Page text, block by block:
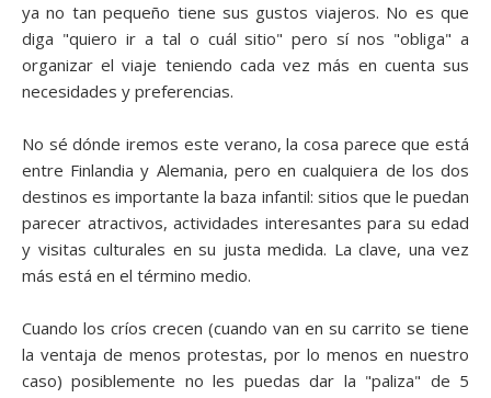
ya no tan pequeño tiene sus gustos viajeros. No es que
diga "quiero ir a tal o cuál sitio" pero sí nos "obliga" a
organizar el viaje teniendo cada vez más en cuenta sus
necesidades y preferencias.
No sé dónde iremos este verano, la cosa parece que está
entre Finlandia y Alemania, pero en cualquiera de los dos
destinos es importante la baza infantil: sitios que le puedan
parecer atractivos, actividades interesantes para su edad
y visitas culturales en su justa medida. La clave, una vez
más está en el término medio.
Cuando los críos crecen (cuando van en su carrito se tiene
la ventaja de menos protestas, por lo menos en nuestro
caso) posiblemente no les puedas dar la "paliza" de 5